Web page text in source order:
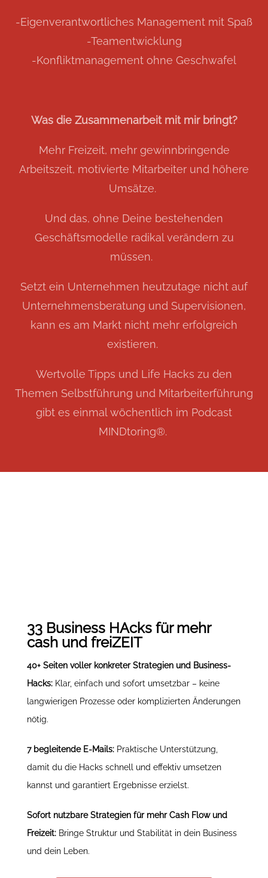
-Eigenverantwortliches Management mit Spaß
-Teamentwicklung
-Konfliktmanagement ohne Geschwafel
Was die Zusammenarbeit mit mir bringt?
Mehr Freizeit, mehr gewinnbringende
Arbeitszeit, motivierte Mitarbeiter und höhere
Umsätze.
Und das, ohne Deine bestehenden
Geschäftsmodelle radikal verändern zu
müssen.
Setzt ein Unternehmen heutzutage nicht auf
Unternehmensberatung und Supervisionen,
kann es am Markt nicht mehr erfolgreich
existieren.
Wertvolle Tipps und Life Hacks zu den
Themen Selbstführung und Mitarbeiterführung
gibt es einmal wöchentlich im Podcast
MINDtoring®️.
33 Business HAcks für mehr
cash und freiZEIT
40+ Seiten voller konkreter Strategien und Business-
Hacks: Klar, einfach und sofort umsetzbar – keine
langwierigen Prozesse oder komplizierten Änderungen
nötig.
7 begleitende E-Mails:Praktische Unterstützung,
damit du die Hacks schnell und effektiv umsetzen
kannst und garantiert Ergebnisse erzielst.
Sofort nutzbare Strategien für mehr Cash Flow und
Freizeit:Bringe Struktur und Stabilität in dein Business
und dein Leben.